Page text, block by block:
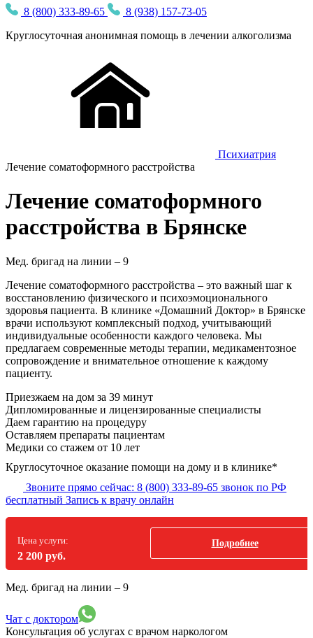
8 (800) 333-89-65
8 (938) 157-73-05
Круглосуточная анонимная помощь в лечении алкоголизма
Психиатрия
Лечение соматоформного расстройства
Лечение соматоформного
расстройства в Брянске
Мед. бригад на линии – 9
Лечение соматоформного расстройства – это важный шаг к
восстановлению физического и психоэмоционального
здоровья пациента. В клинике «Домашний Доктор» в Брянске
врачи используют комплексный подход, учитывающий
индивидуальные особенности каждого человека. Мы
предлагаем современные методы терапии, медикаментозное
сопровождение и внимательное отношение к каждому
пациенту.
Приезжаем на дом за 39 минут
Дипломированные и лицензированные специалисты
Даем гарантию на процедуру
Оставляем препараты пациентам
Медики со стажем от 10 лет
Круглосуточное оказание помощи на дому и в клинике*
Звоните прямо сейчас: 8 (800) 333-89-65 звонок по РФ
бесплатный Запись к врачу онлайн
Цена услуги:
2 200 руб.
Подробнее
Мед. бригад на линии – 9
Чат с доктором
Консультация об услугах с врачом наркологом